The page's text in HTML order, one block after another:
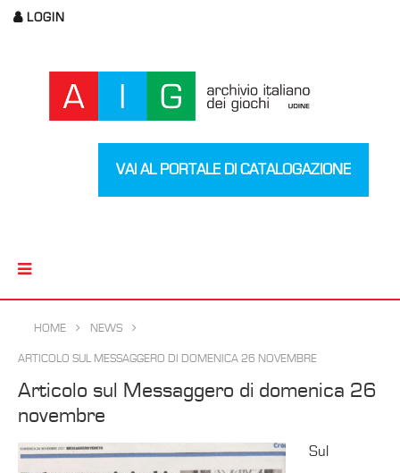
LOGIN
VAI AL PORTALE DI CATALOGAZIONE
HOME NEWS
ARTICOLO SUL MESSAGGERO DI DOMENICA 26 NOVEMBRE
Articolo sul Messaggero di domenica 26
novembre
Sul